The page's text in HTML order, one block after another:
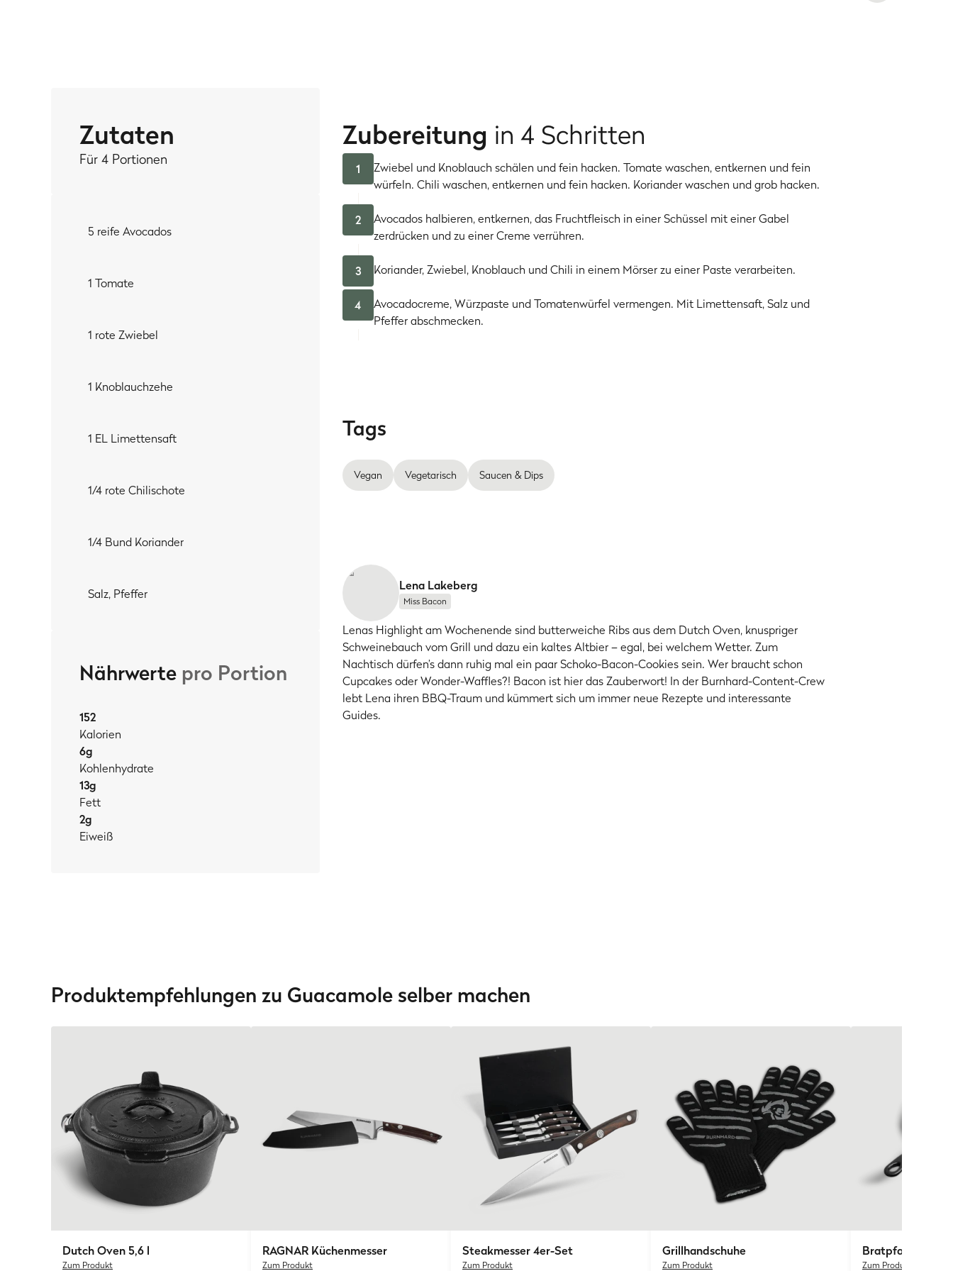
Zutaten
Für 4 Portionen
5 reife Avocados
1 Tomate
1 rote Zwiebel
1 Knoblauchzehe
1 EL Limettensaft
1/4 rote Chilischote
1/4 Bund Koriander
Salz, Pfeffer
Nährwerte pro Portion
152
Kalorien
6g
Kohlenhydrate
13g
Fett
2g
Eiweiß
Zubereitung in 4 Schritten
1
Zwiebel und Knoblauch schälen und fein hacken. Tomate waschen, entkernen und fein
würfeln. Chili waschen, entkernen und fein hacken. Koriander waschen und grob hacken.
2
Avocados halbieren, entkernen, das Fruchtfleisch in einer Schüssel mit einer Gabel
zerdrücken und zu einer Creme verrühren.
3 Koriander, Zwiebel, Knoblauch und Chili in einem Mörser zu einer Paste verarbeiten.
4
Avocadocreme, Würzpaste und Tomatenwürfel vermengen. Mit Limettensaft, Salz und
Pfeffer abschmecken.
Tags
Vegan Vegetarisch Saucen & Dips
Lena Lakeberg
Miss Bacon
Lenas Highlight am Wochenende sind butterweiche Ribs aus dem Dutch Oven, knuspriger
Schweinebauch vom Grill und dazu ein kaltes Altbier – egal, bei welchem Wetter. Zum
Nachtisch dürfen’s dann ruhig mal ein paar Schoko-Bacon-Cookies sein. Wer braucht schon
Cupcakes oder Wonder-Waffles?! Bacon ist hier das Zauberwort! In der Burnhard-Content-Crew
lebt Lena ihren BBQ-Traum und kümmert sich um immer neue Rezepte und interessante
Guides.
Produktempfehlungen zu Guacamole selber machen
Dutch Oven 5,6 l
Zum Produkt
RAGNAR Küchenmesser
Zum Produkt
Steakmesser 4er-Set
Zum Produkt
Grillhandschuhe
Zum Produkt
Bratpfanne
Zum Produkt